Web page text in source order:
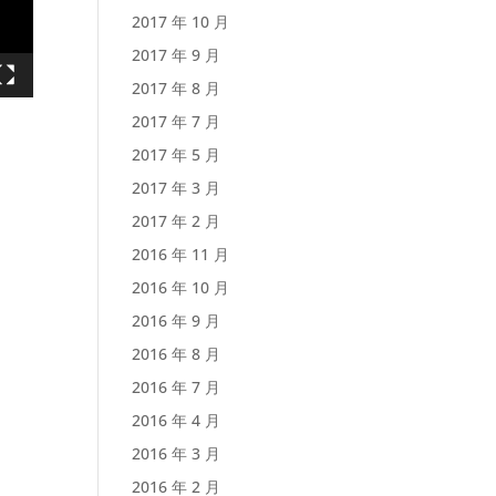
2017 年 10 月
2017 年 9 月
2017 年 8 月
2017 年 7 月
2017 年 5 月
2017 年 3 月
2017 年 2 月
2016 年 11 月
2016 年 10 月
2016 年 9 月
2016 年 8 月
2016 年 7 月
2016 年 4 月
2016 年 3 月
2016 年 2 月